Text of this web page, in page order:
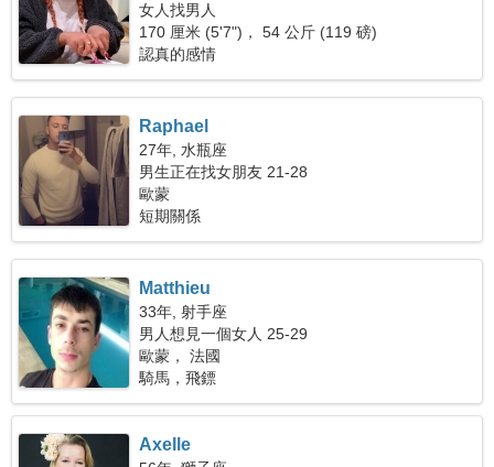
女人找男人
170 厘米 (5'7")， 54 公斤 (119 磅)
認真的感情
Raphael
27年, 水瓶座
男生正在找女朋友 21-28
歐蒙
短期關係
Matthieu
33年, 射手座
男人想見一個女人 25-29
歐蒙， 法國
騎馬，飛鏢
Axelle